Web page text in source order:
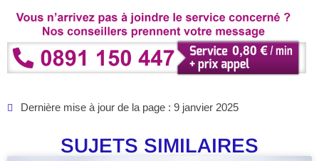
Dernière mise à jour de la page : 9 janvier 2025
SUJETS SIMILAIRES